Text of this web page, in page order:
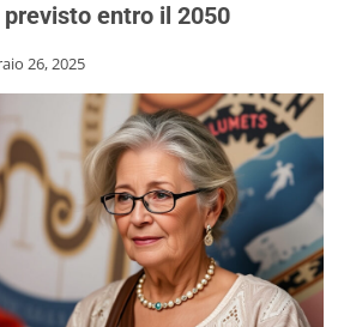
entro il 2050
26, 2025